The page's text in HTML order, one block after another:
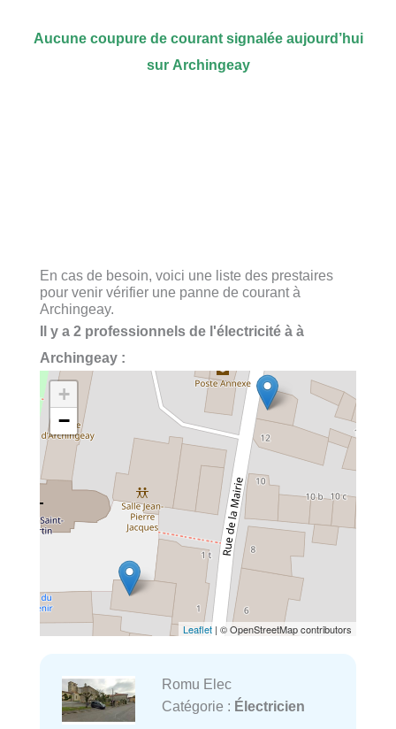
Aucune coupure de courant signalée aujourd’hui
sur Archingeay
En cas de besoin, voici une liste des prestaires
pour venir vérifier une panne de courant à
Archingeay.
Il y a 2 professionnels de l'électricité à à
Archingeay :
+
−
Leaflet | © OpenStreetMap contributors
Romu Elec
Catégorie : Électricien